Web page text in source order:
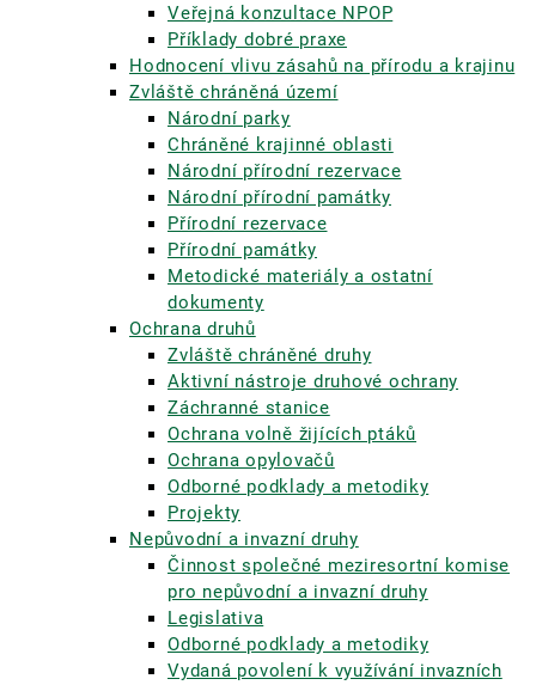
Veřejná konzultace NPOP
Příklady dobré praxe
Hodnocení vlivu zásahů na přírodu a krajinu
Zvláště chráněná území
Národní parky
Chráněné krajinné oblasti
Národní přírodní rezervace
Národní přírodní památky
Přírodní rezervace
Přírodní památky
Metodické materiály a ostatní
dokumenty
Ochrana druhů
Zvláště chráněné druhy
Aktivní nástroje druhové ochrany
Záchranné stanice
Ochrana volně žijících ptáků
Ochrana opylovačů
Odborné podklady a metodiky
Projekty
Nepůvodní a invazní druhy
Činnost společné meziresortní komise
pro nepůvodní a invazní druhy
Legislativa
Odborné podklady a metodiky
Vydaná povolení k využívání invazních